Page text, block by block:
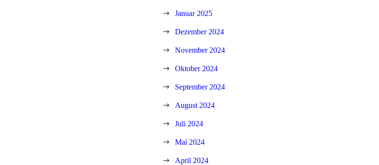
Januar 2025
Dezember 2024
November 2024
Oktober 2024
September 2024
August 2024
Juli 2024
Mai 2024
April 2024